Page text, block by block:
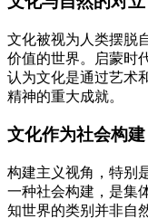
文化被视为人类摆脱
价值的世界。启蒙时
认为文化是通过艺术
精神的重大成就。
文化作为社会构建
构建主义视角，特别
一种社会构建，是集
知世界的类别并非自